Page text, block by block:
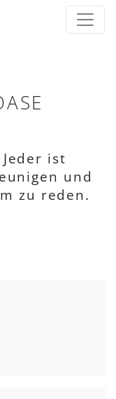
ist
und
zu reden.